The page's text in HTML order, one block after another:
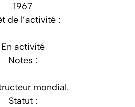
1967
de l’activité :
En activité
Notes :
mondial.
Statut :